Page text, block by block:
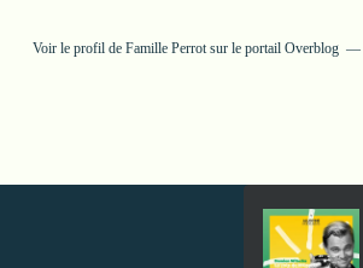
Voir le profil de Famille Perrotsur le portail Overblog